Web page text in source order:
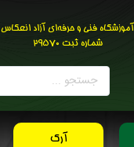
آموزشگاه فنی و حرفه‌ای آزاد انعکاس
شماره ثبت 29570
آرک